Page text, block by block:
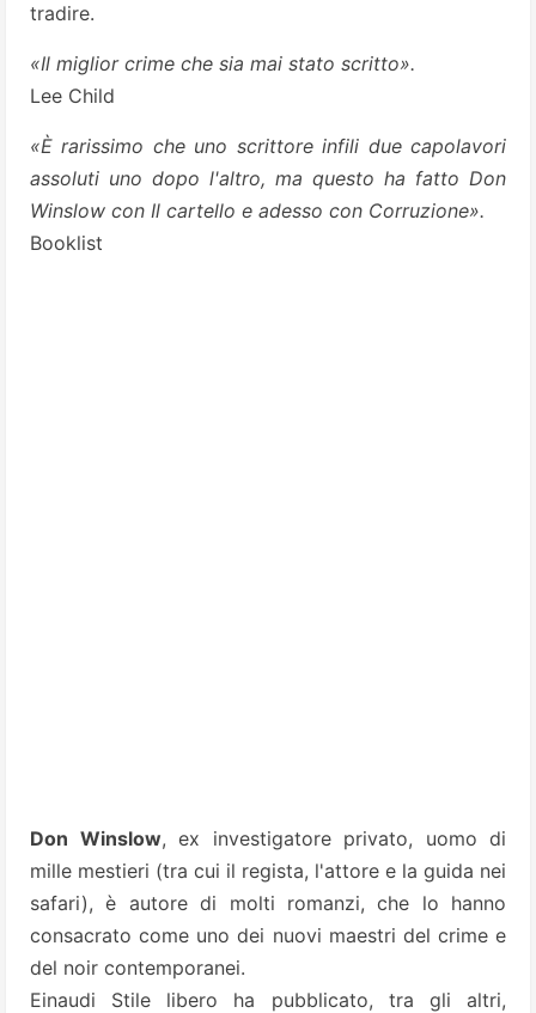
tradire.
«Il miglior crime che sia mai stato scritto».
Lee Child
«È rarissimo che uno scrittore infili due capolavori
assoluti uno dopo l'altro, ma questo ha fatto Don
Winslow con Il cartello e adesso con Corruzione».
Booklist
Don Winslow, ex investigatore privato, uomo di
mille mestieri (tra cui il regista, l'attore e la guida nei
safari), è autore di molti romanzi, che lo hanno
consacrato come uno dei nuovi maestri del crime e
del noir contemporanei.
Einaudi Stile libero ha pubblicato, tra gli altri,